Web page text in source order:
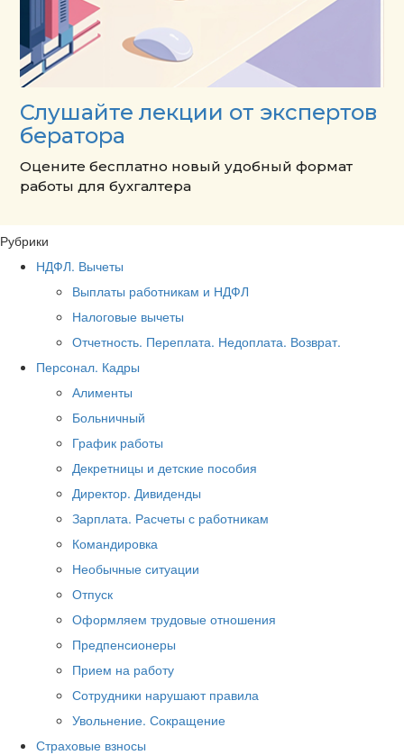
Слушайте лекции от экспертов
бератора
Оцените бесплатно новый удобный формат
работы для бухгалтера
Рубрики
НДФЛ. Вычеты
Выплаты работникам и НДФЛ
Налоговые вычеты
Отчетность. Переплата. Недоплата. Возврат.
Персонал. Кадры
Алименты
Больничный
График работы
Декретницы и детские пособия
Директор. Дивиденды
Зарплата. Расчеты с работникам
Командировка
Необычные ситуации
Отпуск
Оформляем трудовые отношения
Предпенсионеры
Прием на работу
Сотрудники нарушают правила
Увольнение. Сокращение
Страховые взносы